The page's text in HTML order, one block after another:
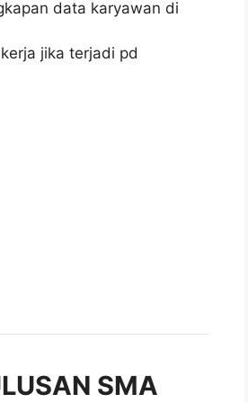
data karyawan di
jika terjadi pd
SMA